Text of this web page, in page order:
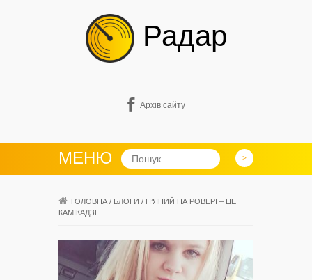
Радар
Архів сайту
МЕНЮ
ГОЛОВНА / БЛОГИ / П’ЯНИЙ НА РОВЕРІ – ЦЕ
КАМІКАДЗЕ